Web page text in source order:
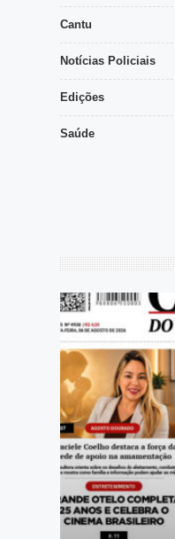
Cantu
Notícias Policiais
Edições
Saúde